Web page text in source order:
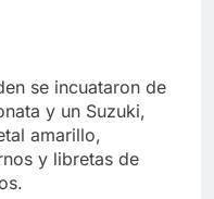
se incuataron de
y un Suzuki,
amarillo,
y libretas de